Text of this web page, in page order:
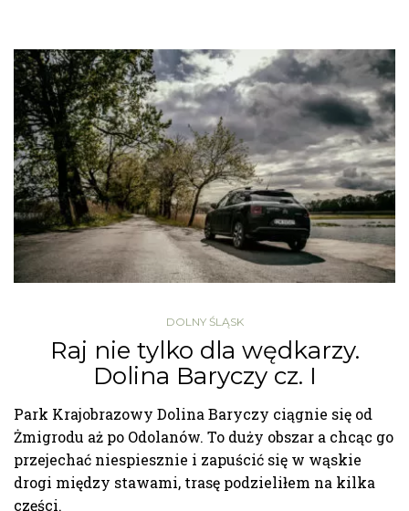
DOLNY ŚLĄSK
Raj nie tylko dla wędkarzy.
Dolina Baryczy cz. I
Park Krajobrazowy Dolina Baryczy ciągnie się od
Żmigrodu aż po Odolanów. To duży obszar a chcąc go
przejechać niespiesznie i zapuścić się w wąskie
drogi między stawami, trasę podzieliłem na kilka
części.